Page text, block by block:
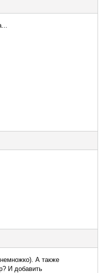
А также
И добавить